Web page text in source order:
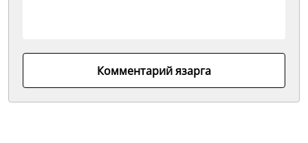
Комментарий язарга